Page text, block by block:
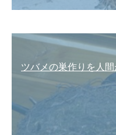
ツバメの巣作りを人